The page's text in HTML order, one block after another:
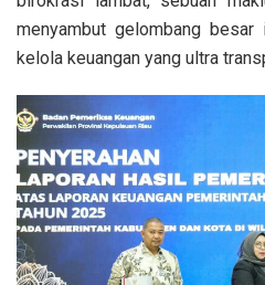
menyambut gelombang
kelola keuangan yang ultra